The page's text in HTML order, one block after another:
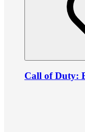
Call of Duty: